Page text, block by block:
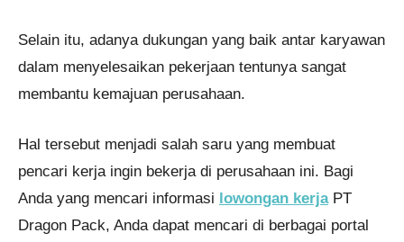
Selain itu, adanya dukungan yang baik antar karyawan
dalam menyelesaikan pekerjaan tentunya sangat
membantu kemajuan perusahaan.
Hal tersebut menjadi salah saru yang membuat
pencari kerja ingin bekerja di perusahaan ini. Bagi
Anda yang mencari informasi lowongan kerjaPT
Dragon Pack, Anda dapat mencari di berbagai portal